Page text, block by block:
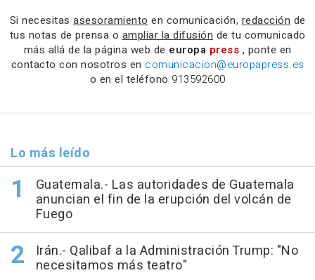
Si necesitas asesoramiento en comunicación, redacción de
tus notas de prensa o ampliar la difusión de tu comunicado
más allá de la página web de europa press , ponte en
contacto con nosotros en comunicacion@europapress.es
o en el teléfono 913592600
Lo más leído
Guatemala.- Las autoridades de Guatemala
anuncian el fin de la erupción del volcán de
Fuego
Irán.- Qalibaf a la Administración Trump: "No
necesitamos más teatro"